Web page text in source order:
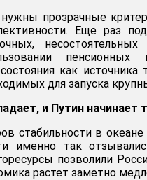
прозрачные
Еще раз
как
для запуска
и Путин начинает
стабильности в
именно так
позволили
растет заметно